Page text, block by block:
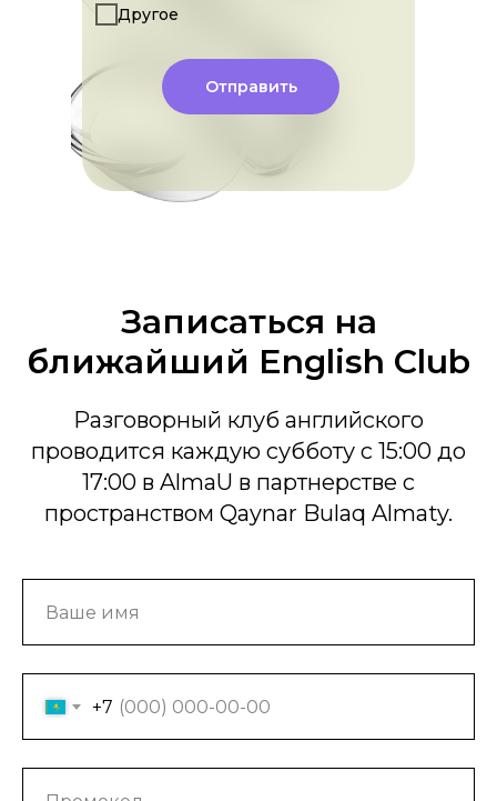
Другое
Отправить
Записаться на
ближайший English Club
Разговорный клуб английского
проводится каждую субботу с 15:00 до
17:00 в AlmaU в партнерстве с
пространством Qaynar Bulaq Almaty.
+7